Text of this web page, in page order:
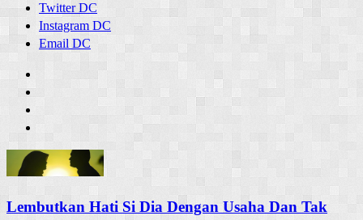
Twitter DC
Instagram DC
Email DC
Lembutkan Hati Si Dia Dengan Usaha Dan Tak